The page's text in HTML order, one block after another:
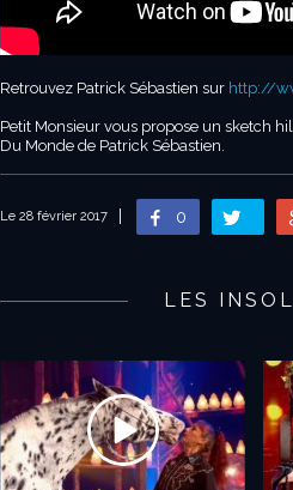
Retrouvez Patrick Sébastien sur http://
Petit Monsieur vous propose un sketch
Du Monde de Patrick Sébastien.
Le 28 février 2017 0
LES